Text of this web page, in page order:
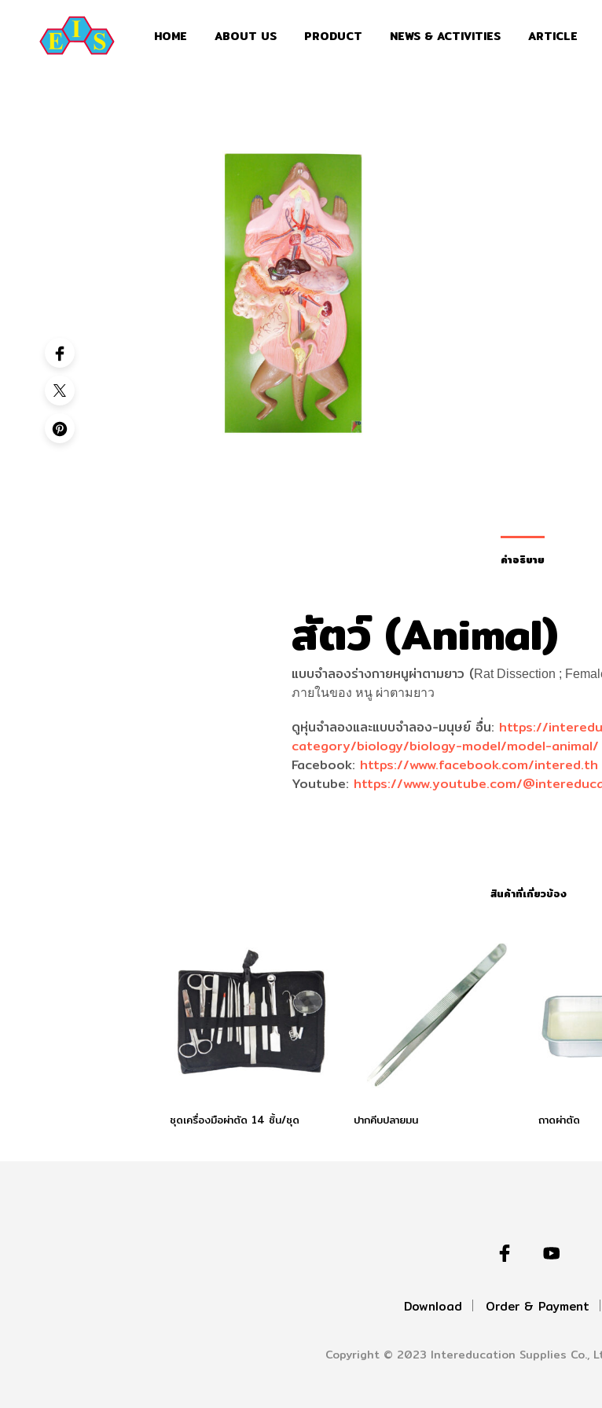
HOME ABOUT US PRODUCT NEWS & ACTIVITIES ARTICLE
คำอธิบาย
สัตว์ (Animal)
แบบจำลองร่างกายหนูผ่าตามยาว (Rat Dissection ; Female
ภายในของ หนู ผ่าตามยาว
สินค้าที่เกี่ยวข้อง